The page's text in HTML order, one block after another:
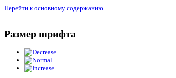
Перейти к основному содержанию
Размер шрифта